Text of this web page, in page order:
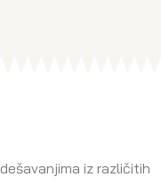
iz različitih